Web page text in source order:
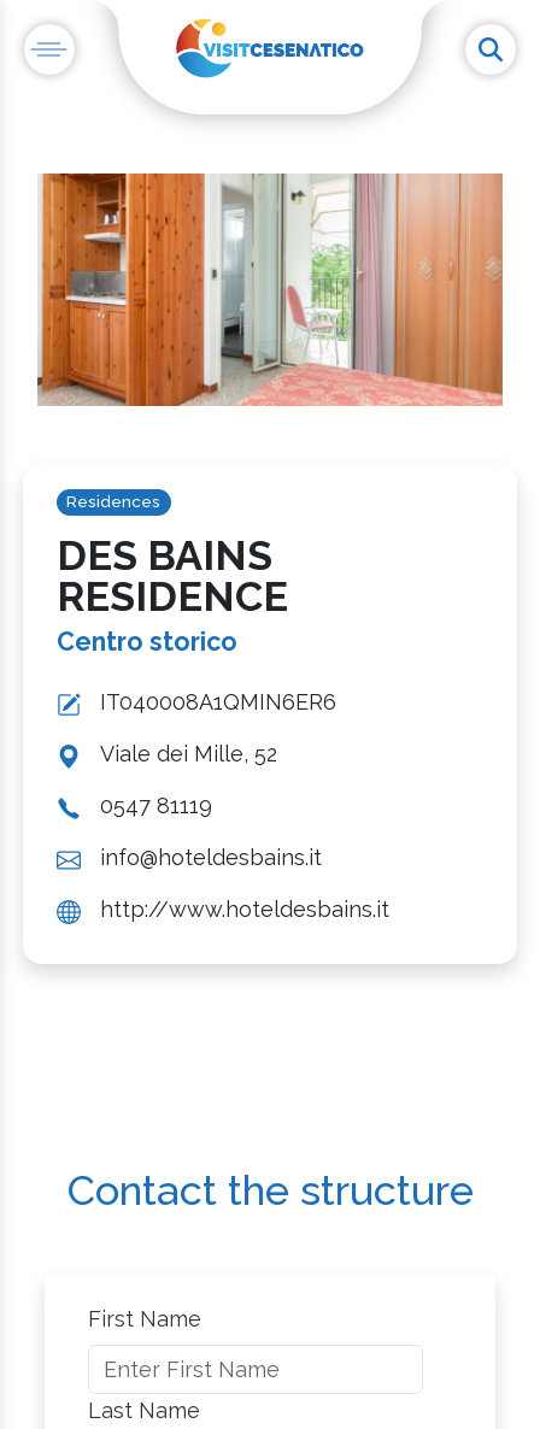
Residences
DES BAINS
RESIDENCE
Centro storico
IT040008A1QMIN6ER6
Viale dei Mille, 52
0547 81119
info@hoteldesbains.it
http://www.hoteldesbains.it
Contact the structure
First Name
Last Name